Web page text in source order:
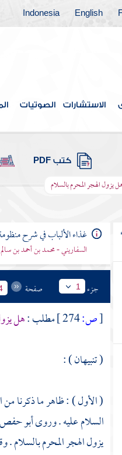
English
Indonesia
الاستشارات الصوتيات
كتب PDF
الهجر المحرم بالسلام
غذاء الألباب في شرح
السفاريني - محمد بن أحمد بن
جزء 1 صفحة
[ص: مطلب :هل
( تنبيهان ) :
( الأول ) : ظاهر ما ذكرنا من
السلام عليه . وروىأبو حفص
يزول الهجر المحرم بالسلام .